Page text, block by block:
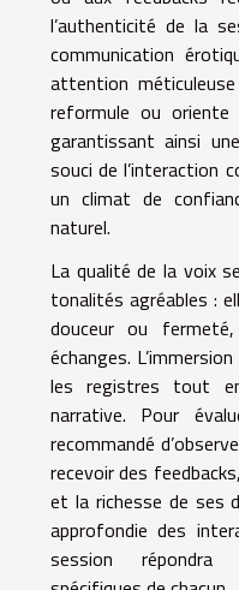
l’authenticité de la
communication
attention
reformule ou
garantissant ainsi
souci de l’interaction
un climat de
naturel.
La qualité de la voix
tonalités agréables :
douceur ou
échanges.
les registres tout
narrative. Pour
recommandé
recevoir des
et la richesse de ses
approfondie des
session